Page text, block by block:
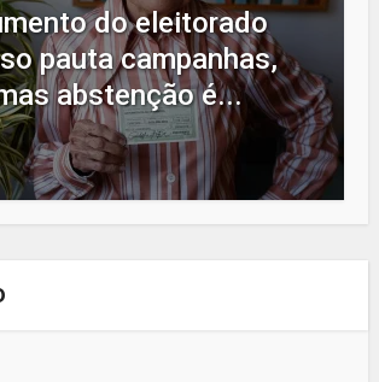
do eleitorado
pauta campanhas,
abstenção é...